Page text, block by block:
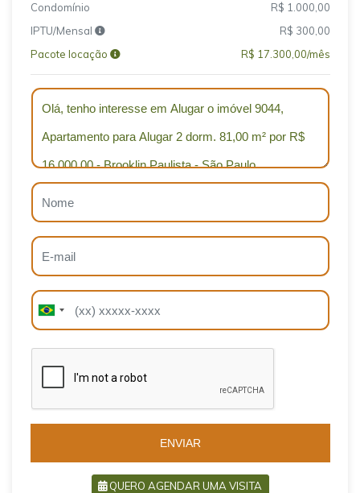
Condomínio
R$ 1.000,00
IPTU/Mensal
R$ 300,00
Pacote locação
R$ 17.300,00/mês
B
r
i
l
ENVIAR
QUERO AGENDAR UMA VISITA
Qual o melhor dia e horário pra você?
a